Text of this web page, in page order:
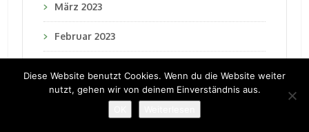
März 2023
Februar 2023
Dezember 2022
Diese Website benutzt Cookies. Wenn du die Website weiter
nutzt, gehen wir von deinem Einverständnis aus.